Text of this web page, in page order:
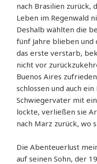
nach Brasilien zurück,
Leben im Regenwald
Deshalb wählten die
fünf Jahre blieben
das erste verstarb,
nicht vor
Buenos Aires
schlossen und auch
Schwiegervater mit
lockte, verließen sie
nach Marz zurück, wo
Die Abenteuerlust
auf seinen Sohn, der